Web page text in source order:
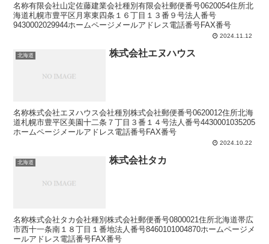
名称有限会社山定佐藤建業会社種別有限会社郵便番号0620054住所北
海道札幌市豊平区月寒東四条１６丁目１３番９号法人番号
9430002029944ホームページメールアドレス電話番号FAX番号
2024.11.12
北海道 株式会社エヌハウス
名称株式会社エヌハウス会社種別株式会社郵便番号0620012住所北海
道札幌市豊平区美園十二条７丁目３番１４号法人番号4430001035205
ホームページメールアドレス電話番号FAX番号
2024.10.22
北海道 株式会社タカ
名称株式会社タカ会社種別株式会社郵便番号0800021住所北海道帯広
市西十一条南１８丁目１番地法人番号8460101004870ホームページメ
ールアドレス電話番号FAX番号